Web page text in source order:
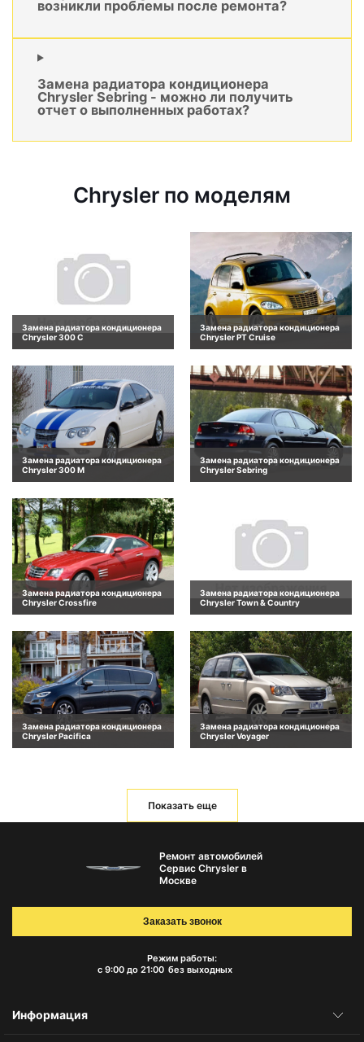
возникли проблемы после ремонта?
Замена радиатора кондиционера
Chrysler Sebring - можно ли получить
отчет о выполненных работах?
Chrysler по моделям
Замена радиатора кондиционера
Chrysler 300 C
Замена радиатора кондиционера
Chrysler PT Cruise
Замена радиатора кондиционера
Chrysler 300 M
Замена радиатора кондиционера
Chrysler Sebring
Замена радиатора кондиционера
Chrysler Crossfire
Замена радиатора кондиционера
Chrysler Town & Country
Замена радиатора кондиционера
Chrysler Pacifica
Замена радиатора кондиционера
Chrysler Voyager
Показать еще
Ремонт автомобилей
Сервис Chrysler в
Москве
Режим работы:
с 9:00 до 21:00 без выходных
Заказать звонок
Информация